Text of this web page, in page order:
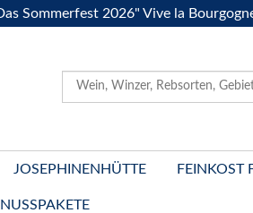
Sommerfest 2026" Vive la
JOSEPHINENHÜTTE FEINKOST